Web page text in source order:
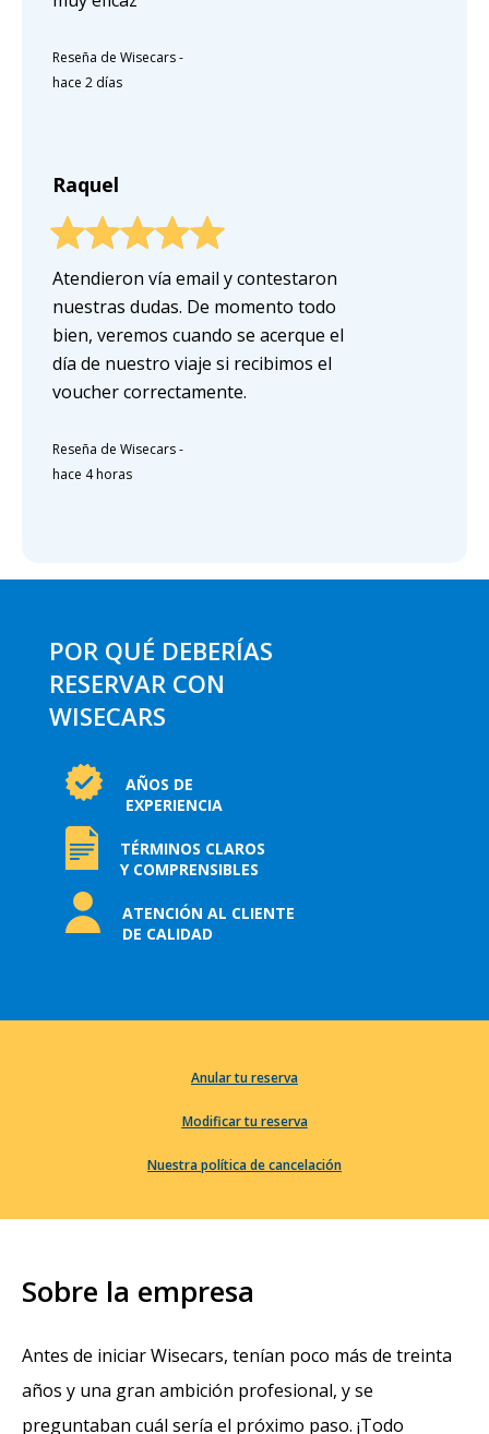
Reseña de Wisecars-
hace 2 días
Raquel
Atendieron vía email y contestaron
nuestras dudas. De momento todo
bien, veremos cuando se acerque el
día de nuestro viaje si recibimos el
voucher correctamente.
Reseña de Wisecars-
hace 4 horas
POR QUÉ DEBERÍAS
RESERVAR CON
WISECARS
AÑOS DE
EXPERIENCIA
TÉRMINOS CLAROS
Y COMPRENSIBLES
ATENCIÓN AL CLIENTE
DE CALIDAD
Anular tu reserva
Modificar tu reserva
Nuestra política de cancelación
Sobre la empresa
Antes de iniciar Wisecars, tenían poco más de treinta
años y una gran ambición profesional, y se
preguntaban cuál sería el próximo paso. ¡Todo